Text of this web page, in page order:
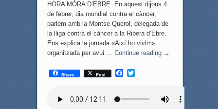
HORA MÓRA D’EBRE. En aquest dijous 4
de febrer, dia mundial contra el càncer,
parlem amb la Montse Querol, delegada de
la lliga contra el càncer a la Ribera d’Ebre.
Ens explica la jornada «Així ho vivim»
organitzada per avui … Continue reading →
Share Post
F
T